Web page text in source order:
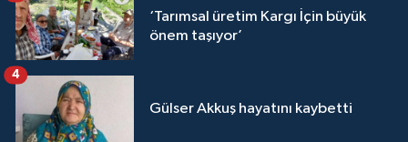
‘Tarımsal üretim Kargı İçin büyük
önem taşıyor’
Gülser Akkuş hayatını kaybetti
4